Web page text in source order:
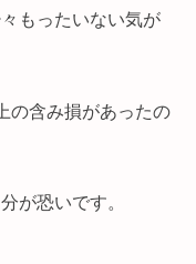
もったいない気が
の含み損があったの
が恐いです。